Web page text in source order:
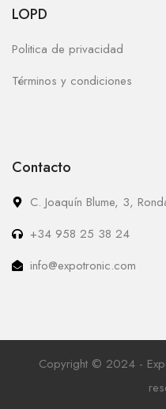
LOPD
Politica de privacidad
Términos y condiciones
Contacto
C. Joaquín Blume, 3,
+34 958 25 38 24
info@expotronic.com
Copyright © 2024 -